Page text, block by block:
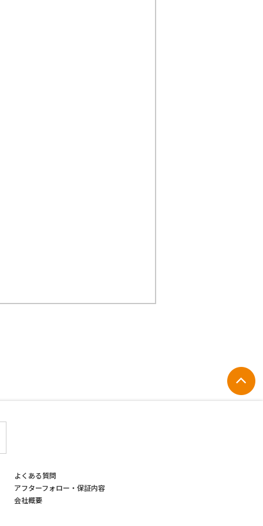
よくある質問
アフターフォロー・保証内容
会社概要